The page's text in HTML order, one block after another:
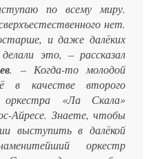
по всему миру.
нет.
и даже далёких
это, – рассказал
. – Когда-то молодой
в качестве второго
оркестра «Ла Скала»
Айресе. Знаете, чтобы
выступить в далёкой
оркестр